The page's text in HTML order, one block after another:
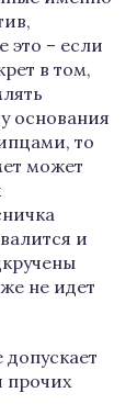
это – если
в том,
основания
то
может
и
не идет
прочих